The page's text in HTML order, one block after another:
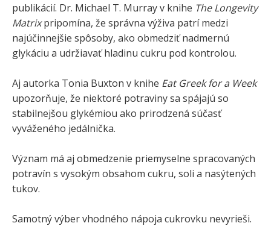
publikácií. Dr. Michael T. Murray v knihe The Longevity
Matrixpripomína, že správna výživa patrí medzi
najúčinnejšie spôsoby, ako obmedziť nadmernú
glykáciu a udržiavať hladinu cukru pod kontrolou.
Aj autorka Tonia Buxton v knihe Eat Greek for a Week
upozorňuje, že niektoré potraviny sa spájajú so
stabilnejšou glykémiou ako prirodzená súčasť
vyváženého jedálnička.
Význam má aj obmedzenie priemyselne spracovaných
potravín s vysokým obsahom cukru, soli a nasýtených
tukov.
Samotný výber vhodného nápoja cukrovku nevyrieši.